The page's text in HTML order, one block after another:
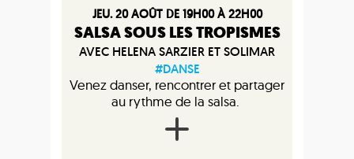
JEU. 20 AOÛT DE 19H00 À 22H00
SALSA SOUS LES TROPISMES
AVEC HELENA SARZIER ET SOLIMAR
#DANSE
Venez danser, rencontrer et partager
au rythme de la salsa.